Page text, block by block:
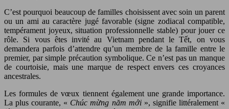
C’est pourquoi beaucoup de familles choisissent avec soin un parent
ou un ami au caractère jugé favorable (signe zodiacal compatible,
tempérament joyeux, situation professionnelle stable) pour jouer ce
rôle. Si vous êtes invité au Vietnam pendant le Tết, on vous
demandera parfois d’attendre qu’un membre de la famille entre le
premier, par simple précaution symbolique. Ce n’est pas un manque
de courtoisie, mais une marque de respect envers ces croyances
ancestrales.
Les formules de vœux tiennent également une grande importance.
La plus courante, « Chúc mừng năm mới», signifie littéralement «